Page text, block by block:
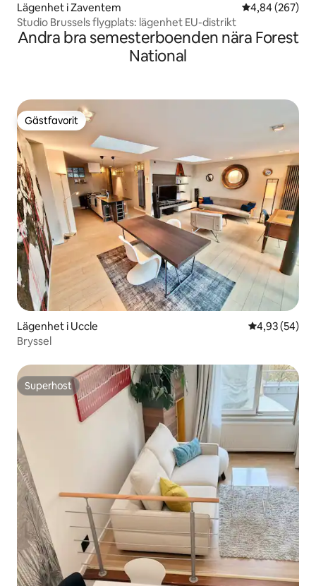
Lägenhet i Zaventem 4,84 av 5 i
4,84 (267)
Studio Brussels flygplats: lägenhet EU-distrikt
Andra bra semesterboenden nära Forest
National
Gästfavorit
Gästfavorit
Lägenhet i Uccle 4,93 av 5 i
4,93 (54)
Bryssel
Superhost
Superhost